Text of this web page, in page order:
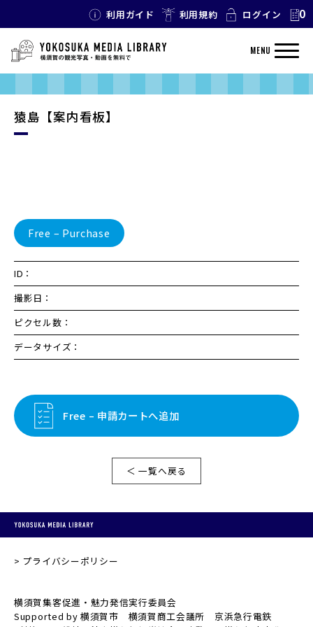
利用ガイド 利用規約 ログイン 0
MENU
猿島【案内看板】
Free – Purchase
ID：
撮影日：
ピクセル数：
データサイズ：
Free – 申請カートへ追加
＜ 一覧へ戻る
プライバシーポリシー
横須賀集客促進・魅力発信実行委員会
Supported by 横須賀市 横須賀商工会議所 京浜急行電鉄